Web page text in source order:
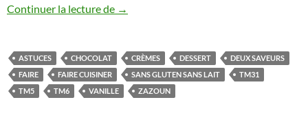
Continuer la lecture de Crèmes aux deux saveurs au
→
ASTUCES CHOCOLAT CRÈMES DESSERT
DEUX SAVEURS
FAIRE
FAIRE CUISINER SANS GLUTEN SANS LAIT
TM31
TM5
TM6 VANILLE ZAZOUN